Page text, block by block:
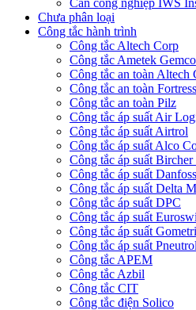
Chưa phân loại
Công tắc hành trình
Công tắc Altech Corp
Công tắc Ametek Gemco
Công tắc an toàn Altech
Công tắc an toàn Fortress
Công tắc an toàn Pilz
Công tắc áp suất Air
Công tắc áp suất Airtrol
Công tắc áp suất Alco
Công tắc áp suất
Công tắc áp suất Danfoss
Công tắc áp suất Delta
Công tắc áp suất DPC
Công tắc áp suất
Công tắc áp suất
Công tắc áp suất Pneutrol
Công tắc APEM
Công tắc Azbil
Công tắc CIT
Công tắc điện Solico